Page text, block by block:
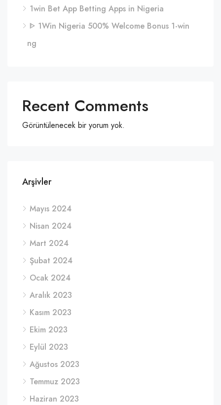
1win Bet App Betting Apps in Nigeria
ᐈ 1Win Nigeria 500% Welcome Bonus 1-win
ng
Recent Comments
Görüntülenecek bir yorum yok.
Arşivler
Mayıs 2024
Nisan 2024
Mart 2024
Şubat 2024
Ocak 2024
Aralık 2023
Kasım 2023
Ekim 2023
Eylül 2023
Ağustos 2023
Temmuz 2023
Haziran 2023